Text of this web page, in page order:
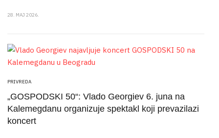
28. MAJ 2026.
PRIVREDA
„GOSPODSKI 50“: Vlado Georgiev 6. juna na
Kalemegdanu organizuje spektakl koji prevazilazi
koncert